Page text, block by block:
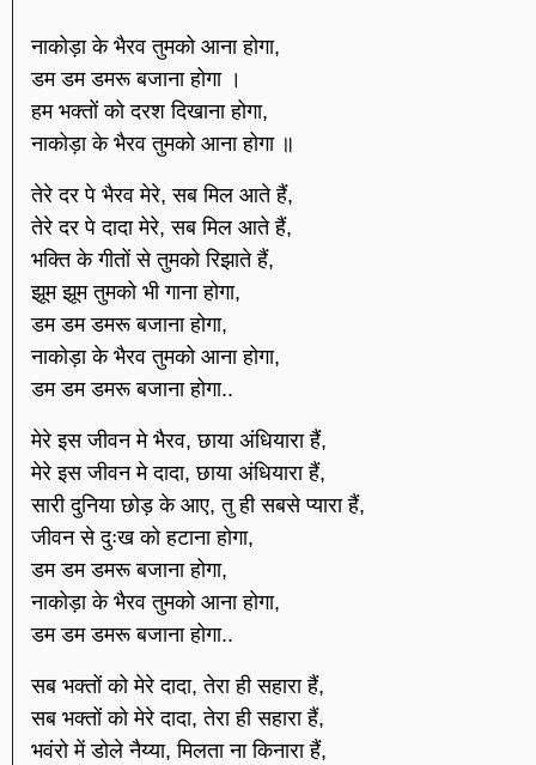
नाकोड़ा के भैरव तुमको आना होगा,
डम डम डमरू बजाना होगा ।
हम भक्तों को दरश दिखाना होगा,
नाकोड़ा के भैरव तुमको आना होगा ॥
तेरे दर पे भैरव मेरे, सब मिल आते हैं,
तेरे दर पे दादा मेरे, सब मिल आते हैं,
भक्ति के गीतों से तुमको रिझाते हैं,
झूम झूम तुमको भी गाना होगा,
डम डम डमरू बजाना होगा,
नाकोड़ा के भैरव तुमको आना होगा,
डम डम डमरू बजाना होगा..
मेरे इस जीवन मे भैरव, छाया अंधियारा हैं,
मेरे इस जीवन मे दादा, छाया अंधियारा हैं,
सारी दुनिया छोड़ के आए, तु ही सबसे प्यारा हैं,
जीवन से दुःख को हटाना होगा,
डम डम डमरू बजाना होगा,
नाकोड़ा के भैरव तुमको आना होगा,
डम डम डमरू बजाना होगा..
सब भक्तों को मेरे दादा, तेरा ही सहारा हैं,
सब भक्तों को मेरे दादा, तेरा ही सहारा हैं,
भवंरो में डोले नैय्या, मिलता ना किनारा हैं,